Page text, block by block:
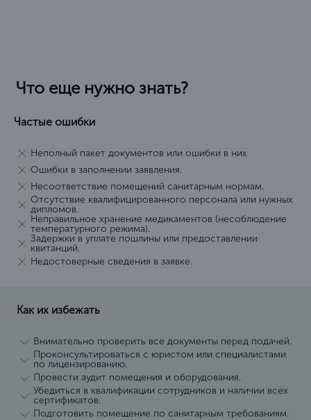
Что еще нужно знать?
Частые ошибки
Неполный пакет документов или ошибки в них
Ошибки в заполнении заявления.
Несоответствие помещений санитарным нормам.
Отсутствие квалифицированного персонала или нужных
дипломов.
Неправильное хранение медикаментов (несоблюдение
температурного режима).
Задержки в уплате пошлины или предоставлении
квитанций.
Недостоверные сведения в заявке.
Как их избежать
Внимательно проверить все документы перед подачей.
Проконсультироваться с юристом или специалистами
по лицензированию.
Провести аудит помещения и оборудования.
Убедиться в квалификации сотрудников и наличии всех
сертификатов.
Подготовить помещение по санитарным требованиям.